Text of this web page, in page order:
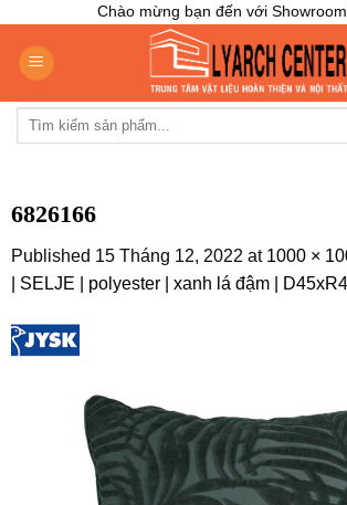
content
Chào mừng bạn đến với
Tìm
6826166
Published 15 Tháng 12, 2022 at 1000 ×
| SELJE | polyester | xanh lá đậm |